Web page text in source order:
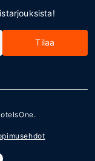
Tilaa
.